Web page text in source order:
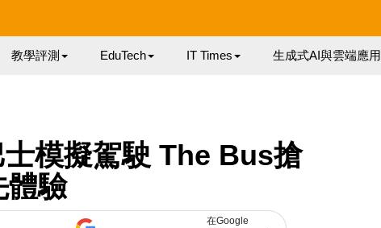
教學評測 EduTech IT Times 生成式AI與雲端應用
模擬駕駛 The Bus搶
體驗
在Google